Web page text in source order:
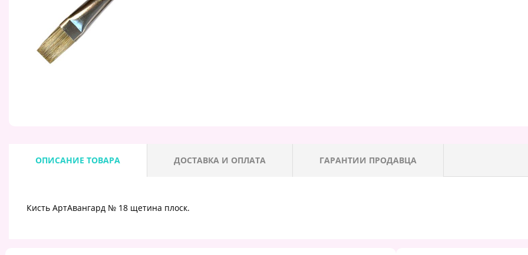
ОПИСАНИЕ ТОВАРА ДОСТАВКА И ОПЛАТА ГАРАНТИИ ПРОДАВЦА
Кисть АртАвангард № 18 щетина плоск.